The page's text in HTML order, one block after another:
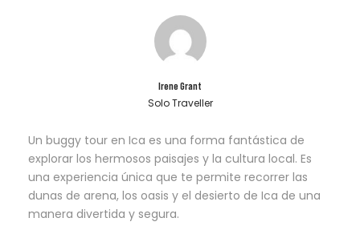
Irene Grant
Solo Traveller
Un buggy tour en Ica es una forma fantástica de
explorar los hermosos paisajes y la cultura local. Es
una experiencia única que te permite recorrer las
dunas de arena, los oasis y el desierto de Ica de una
manera divertida y segura.